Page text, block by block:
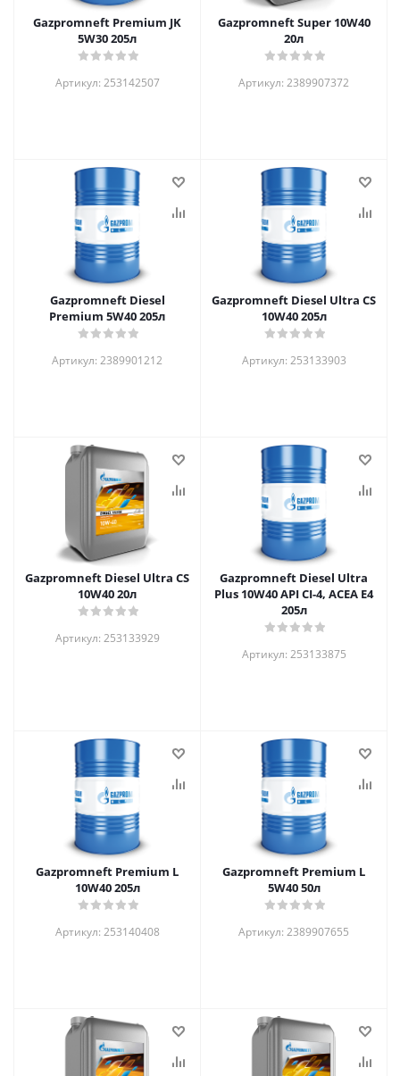
Gazpromneft Premium JK
5W30 205л
Артикул: 253142507
Gazpromneft Super 10W40
20л
Артикул: 2389907372
Gazpromneft Diesel
Premium 5W40 205л
Артикул: 2389901212
Gazpromneft Diesel Ultra CS
10W40 205л
Артикул: 253133903
Gazpromneft Diesel Ultra CS
10W40 20л
Артикул: 253133929
Gazpromneft Diesel Ultra
Plus 10W40 API CI-4, ACEA E4
205л
Артикул: 253133875
Gazpromneft Premium L
10W40 205л
Артикул: 253140408
Gazpromneft Premium L
5W40 50л
Артикул: 2389907655